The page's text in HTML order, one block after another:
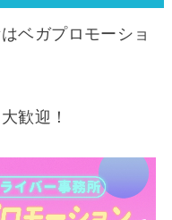
ベガプロモーショ
歓迎！